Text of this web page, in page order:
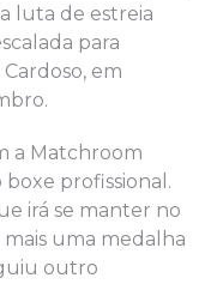
luta de estreia
para
em
a Matchroom
profissional.
irá se manter no
uma medalha
outro